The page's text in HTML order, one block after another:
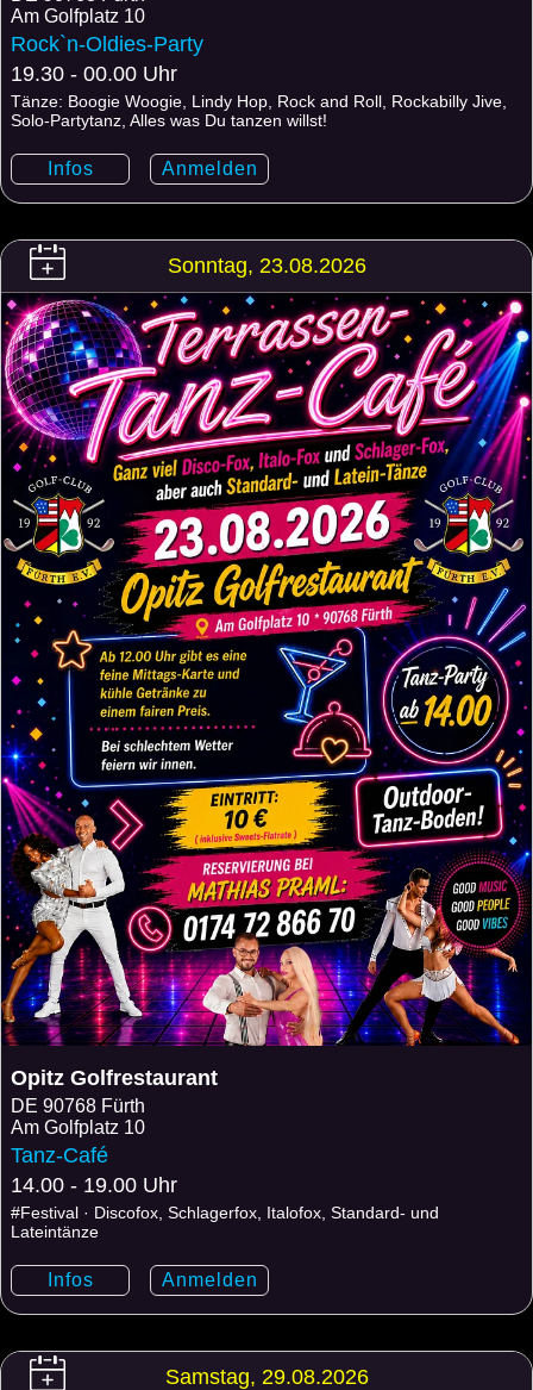
Am Golfplatz 10
Rock`n-Oldies-Party
19.30 - 00.00 Uhr
Tänze: Boogie Woogie, Lindy Hop, Rock and Roll, Rockabilly Jive,
Solo-Partytanz, Alles was Du tanzen willst!
Infos Anmelden
Sonntag, 23.08.2026
Opitz Golfrestaurant
DE 90768 Fürth
Am Golfplatz 10
Tanz-Café
14.00 - 19.00 Uhr
#Festival · Discofox, Schlagerfox, Italofox, Standard- und
Lateintänze
Infos Anmelden
Samstag, 29.08.2026